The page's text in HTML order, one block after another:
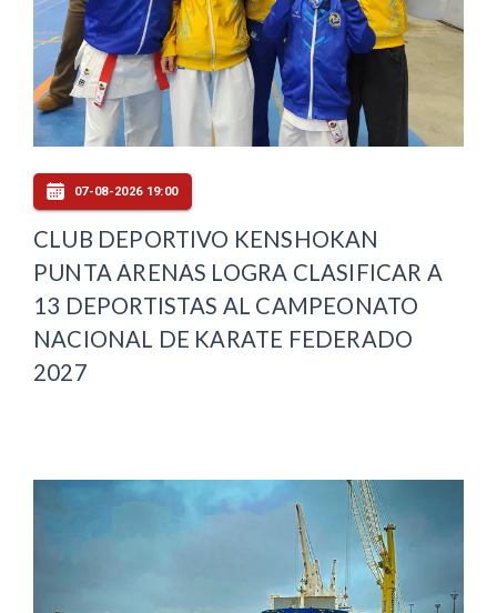
07-08-2026 19:00
CLUB DEPORTIVO KENSHOKAN
PUNTA ARENAS LOGRA CLASIFICAR A
13 DEPORTISTAS AL CAMPEONATO
NACIONAL DE KARATE FEDERADO
2027